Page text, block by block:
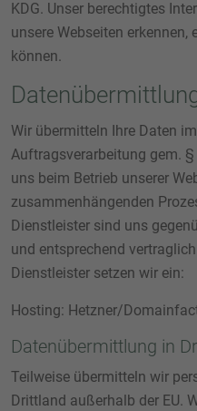
KDG. Unser berechtigtes
unsere Webseiten
können.
Wir übermitteln Ihre Daten
Auftragsverarbeitung gem.
uns beim Betrieb unserer
zusammenhängenden
Dienstleister sind uns
und entsprechend
Dienstleister setzen wir ein:
Hosting: Hetzner/
Datenübermittlung in
Teilweise übermitteln wir
Drittland außerhalb der EU.